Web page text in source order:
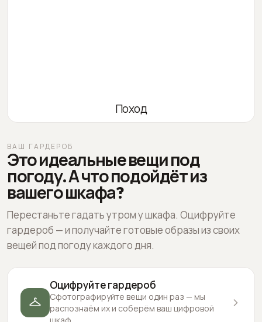
Поход
ВАШ ГАРДЕРОБ
Это идеальные вещи под
погоду. А что подойдёт из
вашего шкафа?
Перестаньте гадать утром у шкафа. Оцифруйте
гардероб — и получайте готовые образы из своих
вещей под погоду каждого дня.
Оцифруйте гардероб
Сфотографируйте вещи один раз — мы
распознаём их и соберём ваш цифровой